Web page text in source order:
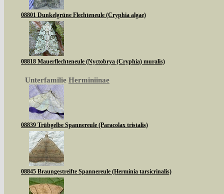
08801 Dunkelgrüne Flechteneule (Cryphia algae)
08818 Mauerflechteneule (Nyctobrya (Cryphia) muralis)
Unterfamilie Herminiinae
08839 Trübgelbe Spannereule (Paracolax tristalis)
08845 Braungestreifte Spannereule (Herminia tarsicrinalis)